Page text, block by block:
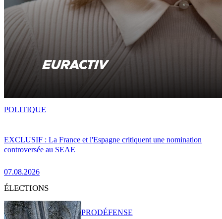
EXCLUSIF : La France et l'Espagne critiquent une nomination
controversée au SEAE
07.08.2026
POLITIQUE
ÉLECTIONS
PRODÉFENSE